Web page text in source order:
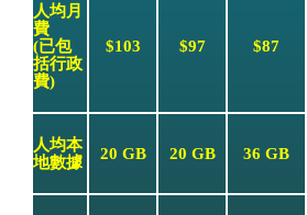
人均月
費
(已包
括行政
費)
$103 $97 $87
人均本
地數據
20 GB 20 GB 36 GB